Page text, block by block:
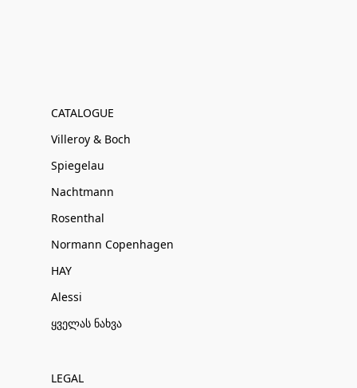
CATALOGUE
Villeroy & Boch
Spiegelau
Nachtmann
Rosenthal
Normann Copenhagen
HAY
Alessi
ყველას ნახვა
LEGAL